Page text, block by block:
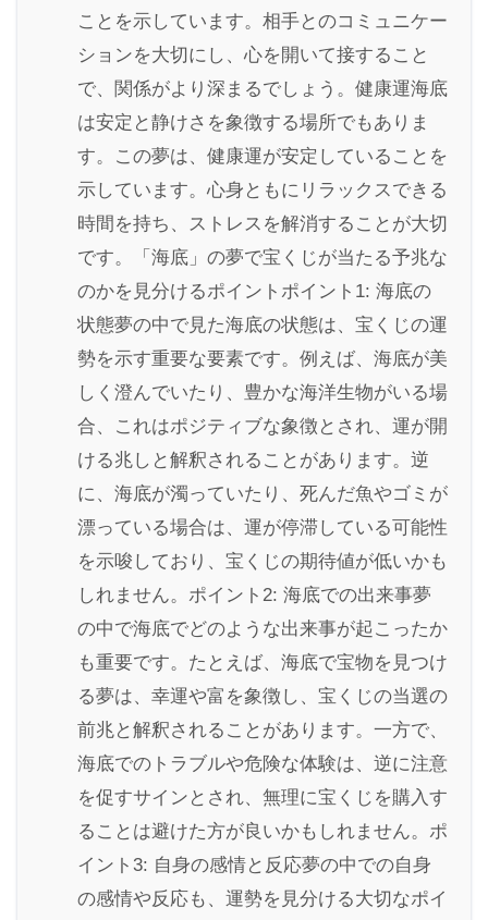
ことを示しています。相手とのコミュニケー
ションを大切にし、心を開いて接すること
で、関係がより深まるでしょう。健康運海底
は安定と静けさを象徴する場所でもありま
す。この夢は、健康運が安定していることを
示しています。心身ともにリラックスできる
時間を持ち、ストレスを解消することが大切
です。「海底」の夢で宝くじが当たる予兆な
のかを見分けるポイントポイント1: 海底の
状態夢の中で見た海底の状態は、宝くじの運
勢を示す重要な要素です。例えば、海底が美
しく澄んでいたり、豊かな海洋生物がいる場
合、これはポジティブな象徴とされ、運が開
ける兆しと解釈されることがあります。逆
に、海底が濁っていたり、死んだ魚やゴミが
漂っている場合は、運が停滞している可能性
を示唆しており、宝くじの期待値が低いかも
しれません。ポイント2: 海底での出来事夢
の中で海底でどのような出来事が起こったか
も重要です。たとえば、海底で宝物を見つけ
る夢は、幸運や富を象徴し、宝くじの当選の
前兆と解釈されることがあります。一方で、
海底でのトラブルや危険な体験は、逆に注意
を促すサインとされ、無理に宝くじを購入す
ることは避けた方が良いかもしれません。ポ
イント3: 自身の感情と反応夢の中での自身
の感情や反応も、運勢を見分ける大切なポイ